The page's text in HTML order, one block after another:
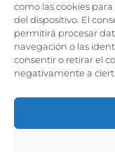
como las cookies
del dispositivo. El
permitirá procesar
navegación o las
consentir o retirar el
negativamente a